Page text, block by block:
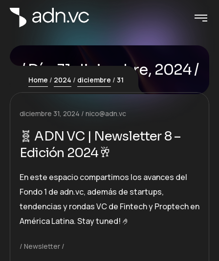
Día:31 diciembre, 2024
Home 2024 diciembre 31
diciembre 31, 2024 nico@adn.vc
🧬 ADN VC | Newsletter 8 –
Edición 2024🥂
En este espacio compartimos los avances del
Fondo 1 de adn.vc, además de startups,
tendencias y rondas VC de Fintech y Proptech en
América Latina. Stay tuned! 🤌
Newsletter